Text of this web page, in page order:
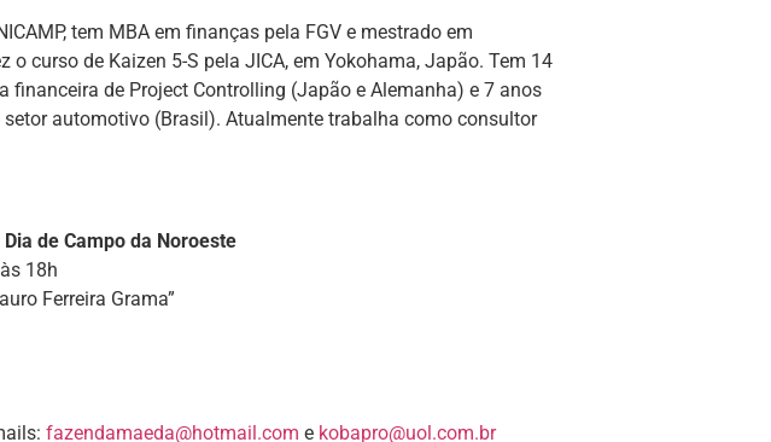
tem MBA em finanças pela FGV e mestrado em
o curso de Kaizen 5-S pela JICA, em Yokohama, Japão. Tem 14
financeira de Project Controlling (Japão e Alemanha) e 7 anos
automotivo (Brasil). Atualmente trabalha como consultor
de Campo da Noroeste
18h
Ferreira Grama”
fazendamaeda@hotmail.com e kobapro@uol.com.br